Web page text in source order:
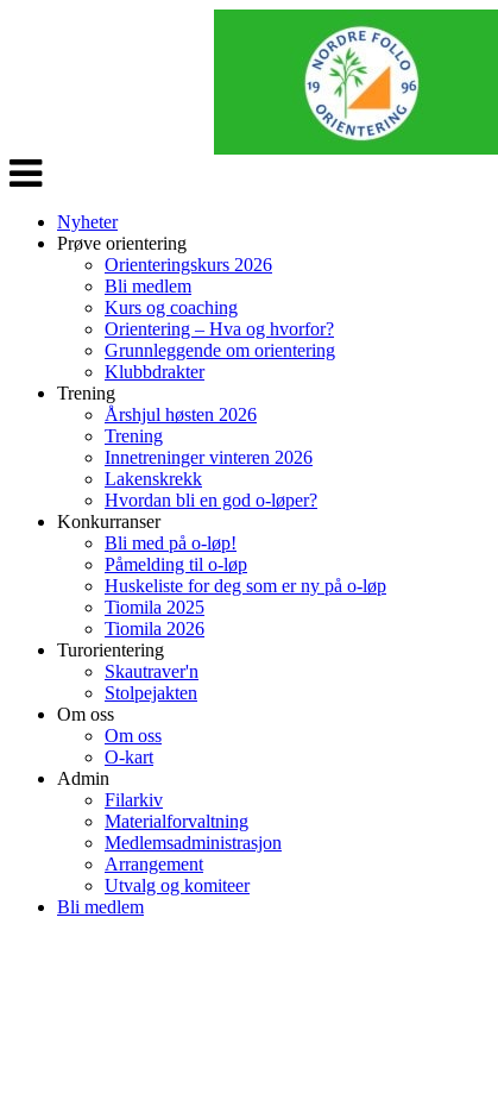
Veksle
navigasjon
Nyheter
Prøve orientering
Orienteringskurs 2026
Bli medlem
Kurs og coaching
Orientering – Hva og hvorfor?
Grunnleggende om orientering
Klubbdrakter
Trening
Årshjul høsten 2026
Trening
Innetreninger vinteren 2026
Lakenskrekk
Hvordan bli en god o-løper?
Konkurranser
Bli med på o-løp!
Påmelding til o-løp
Huskeliste for deg som er ny på o-løp
Tiomila 2025
Tiomila 2026
Turorientering
Skautraver'n
Stolpejakten
Om oss
Om oss
O-kart
Admin
Filarkiv
Materialforvaltning
Medlemsadministrasjon
Arrangement
Utvalg og komiteer
Bli medlem